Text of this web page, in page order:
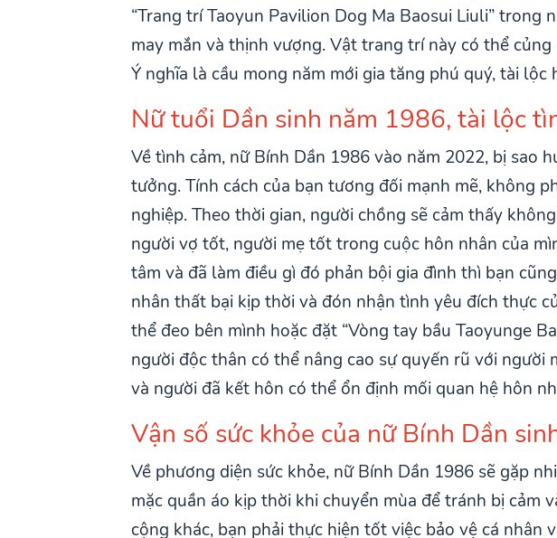
“Trang trí Taoyun Pavilion Dog Ma Baosui Liuli”
may mắn và thịnh vượng. Vật trang trí này có thể
Ý nghĩa là cầu mong năm mới gia tăng phú quý, tài lộc
Nữ tuổi Dần sinh năm 1986, tài lộc
Về tình cảm, nữ Bính Dần 1986 vào năm 2022, bị sao
tưởng. Tính cách của bạn tương đối mạnh mẽ, không
nghiệp. Theo thời gian, người chồng sẽ cảm thấy
người vợ tốt, người mẹ tốt trong cuộc hôn nhân của
tâm và đã làm điều gì đó phản bội gia đình thì bạn
nhân thất bại kịp thời và đón nhận tình yêu đích thực
thể đeo bên mình hoặc đặt “Vòng tay bầu Taoyunge
người độc thân có thể nâng cao sự quyến rũ với
và người đã kết hôn có thể ổn định mối quan hệ hôn
Vận số sức khỏe của nữ Bính Dần
Về phương diện sức khỏe, nữ Bính Dần 1986 sẽ gặp
mặc quần áo kịp thời khi chuyển mùa để tránh bị cảm
cộng khác, bạn phải thực hiện tốt việc bảo vệ cá